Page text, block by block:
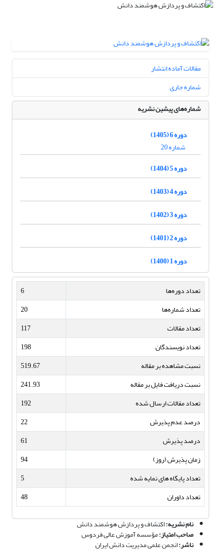
مقالات آماده انتشار
شماره جاری
شماره‌های پیشین نشریه
دوره 6 (1405)
شماره 20
دوره 5 (1404)
دوره 4 (1403)
دوره 3 (1402)
دوره 2 (1401)
دوره 1 (1400)
تعداد دوره‌ها
6
تعداد شماره‌ها
20
تعداد مقالات
117
تعداد نویسندگان
198
نسبت مشاهده بر مقاله
519.67
نسبت دریافت فایل بر مقاله
241.93
تعداد مقالات ارسال شده
192
درصد عدم پذیرش
22
درصد پذیرش
61
زمان پذیرش (روز)
94
تعداد پایگاه های نمایه شده
5
تعداد داوران
48
نام نشریه:اکتشاف و پردازش هوشمند دانش
صاحب‌ امتیاز:مؤسسه آموزش عالی فردوس
ناشر:انجمن علمی مدیریت دانش ایران